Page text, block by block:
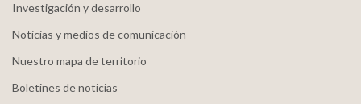
Investigación y desarrollo
Noticias y medios de comunicación
Nuestro mapa de territorio
Boletines de noticias